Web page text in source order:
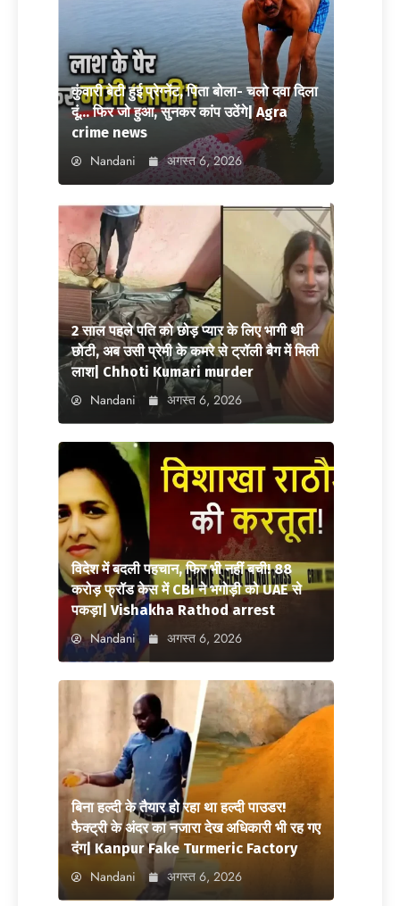
कुंवारी बेटी हुई प्रेग्नेंट, पिता बोला- चलो दवा दिला
दूं… फिर जो हुआ, सुनकर कांप उठेंगे| Agra
crime news
Nandani अगस्त 6, 2026
2 साल पहले पति को छोड़ प्यार के लिए भागी थी
छोटी, अब उसी प्रेमी के कमरे से ट्रॉली बैग में मिली
लाश| Chhoti Kumari murder
Nandani अगस्त 6, 2026
विदेश में बदली पहचान, फिर भी नहीं बची! 88
करोड़ फ्रॉड केस में CBI ने भगोड़ी को UAE से
पकड़ा| Vishakha Rathod arrest
Nandani अगस्त 6, 2026
बिना हल्दी के तैयार हो रहा था हल्दी पाउडर!
फैक्ट्री के अंदर का नजारा देख अधिकारी भी रह गए
दंग| Kanpur Fake Turmeric Factory
Nandani अगस्त 6, 2026